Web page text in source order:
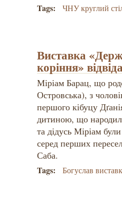
Tags: ЧНУ круглий
Виставка
коріння»
Міріам Барац, що
Островська), з
першого кібуцу
дитиною, що
та дідусь Міріам
серед перших
Саба.
Tags: Богуслав